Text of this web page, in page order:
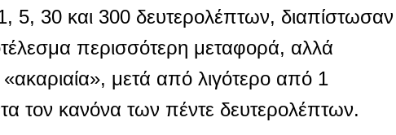
5, 30 και 300 δευτερολέπτων, διαπίστωσαν
περισσότερη μεταφορά, αλλά
μετά από λιγότερο από 1
τον κανόνα των πέντε δευτερολέπτων.